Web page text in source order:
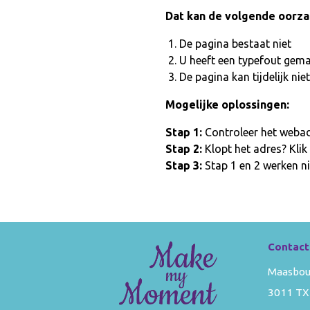
Dat kan de volgende
De pagina bestaat niet
U heeft een typefout
De pagina kan tijdelijk
Mogelijke oplossingen:
Stap 1:Controleer het
Stap 2:Klopt het adres?
Stap 3:Stap 1 en 2 werken
Contact
3011